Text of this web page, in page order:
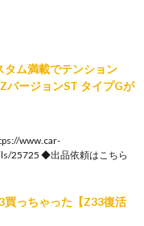
タム満載でテンション
バージョンST タイプGが
www.car-
25725 ◆出品依頼はこちら
買っちゃった【Z33復活